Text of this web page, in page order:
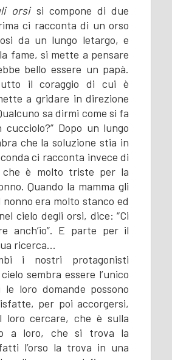
orsisi compone di due
ci racconta di un orso
da un lungo letargo, e
fame, si mette a pensare
bello essere un papà.
il coraggio di cui è
a gridare in direzione
sa dirmi come si fa
Dopo un lungo
che la soluzione stia in
ci racconta invece di
è molto triste per la
Quando la mamma gli
nonno era molto stanco ed
cielo degli orsi, dice: “Ci
anch’io”. E parte per il
ricerca...
i nostri protagonisti
sembra essere l’unico
loro domande possono
per poi accorgersi,
loro cercare, che è sulla
a loro, che si trova la
l’orso la trova in una